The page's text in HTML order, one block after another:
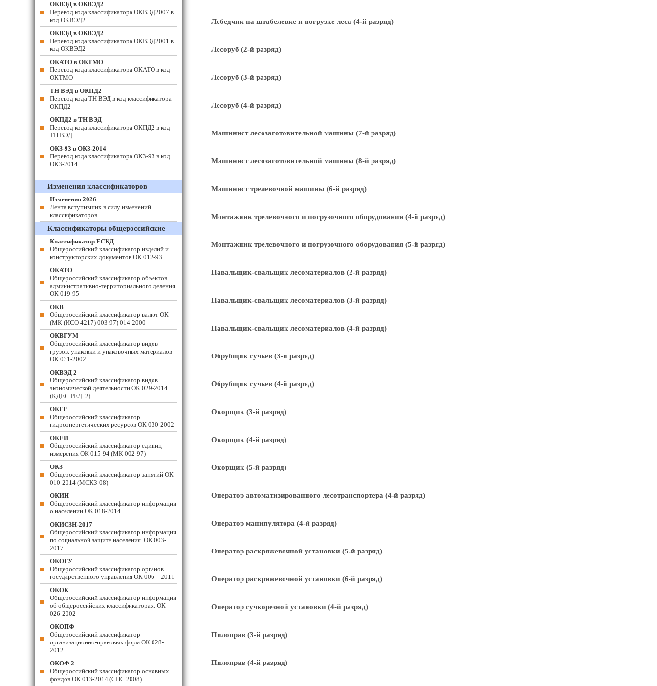
Лебедчик на штабелевке и погрузке леса (4-й разряд)
Лесоруб (2-й разряд)
Лесоруб (3-й разряд)
Лесоруб (4-й разряд)
Машинист лесозаготовительной машины (7-й разряд)
Машинист лесозаготовительной машины (8-й разряд)
Машинист трелевочной машины (6-й разряд)
Монтажник трелевочного и погрузочного оборудования (4-й разряд)
Монтажник трелевочного и погрузочного оборудования (5-й разряд)
Навальщик-свальщик лесоматериалов (2-й разряд)
Навальщик-свальщик лесоматериалов (3-й разряд)
Навальщик-свальщик лесоматериалов (4-й разряд)
Обрубщик сучьев (3-й разряд)
Обрубщик сучьев (4-й разряд)
Окорщик (3-й разряд)
Окорщик (4-й разряд)
Окорщик (5-й разряд)
Оператор автоматизированного лесотранспортера (4-й разряд)
Оператор манипулятора (4-й разряд)
Оператор раскряжевочной установки (5-й разряд)
Оператор раскряжевочной установки (6-й разряд)
Оператор сучкорезной установки (4-й разряд)
Пилоправ (3-й разряд)
Пилоправ (4-й разряд)
ОКВЭД в ОКВЭД2
Перевод кода классификатора ОКВЭД2007 в
код ОКВЭД2
ОКВЭД в ОКВЭД2
Перевод кода классификатора ОКВЭД2001 в
код ОКВЭД2
ОКАТО в ОКТМО
Перевод кода классификатора ОКАТО в код
ОКТМО
ТН ВЭД в ОКПД2
Перевод кода ТН ВЭД в код классификатора
ОКПД2
ОКПД2 в ТН ВЭД
Перевод кода классификатора ОКПД2 в код
ТН ВЭД
ОКЗ-93 в ОКЗ-2014
Перевод кода классификатора ОКЗ-93 в код
ОКЗ-2014
Изменения классификаторов
Изменения 2026
Лента вступивших в силу изменений
классификаторов
Классификаторы общероссийские
Классификатор ЕСКД
Общероссийский классификатор изделий и
конструкторских документов ОК 012-93
ОКАТО
Общероссийский классификатор объектов
административно-территориального деления
ОК 019-95
ОКВ
Общероссийский классификатор валют ОК
(МК (ИСО 4217) 003-97) 014-2000
ОКВГУМ
Общероссийский классификатор видов
грузов, упаковки и упаковочных материалов
ОК 031-2002
ОКВЭД 2
Общероссийский классификатор видов
экономической деятельности ОК 029-2014
(КДЕС РЕД. 2)
ОКГР
Общероссийский классификатор
гидроэнергетических ресурсов ОК 030-2002
ОКЕИ
Общероссийский классификатор единиц
измерения ОК 015-94 (МК 002-97)
ОКЗ
Общероссийский классификатор занятий ОК
010-2014 (МСКЗ-08)
ОКИН
Общероссийский классификатор информации
о населении ОК 018-2014
ОКИСЗН-2017
Общероссийский классификатор информации
по социальной защите населения. ОК 003-
2017
ОКОГУ
Общероссийский классификатор органов
государственного управления ОК 006 – 2011
ОКОК
Общероссийский классификатор информации
об общероссийских классификаторах. ОК
026-2002
ОКОПФ
Общероссийский классификатор
организационно-правовых форм ОК 028-
2012
ОКОФ 2
Общероссийский классификатор основных
фондов ОК 013-2014 (СНС 2008)